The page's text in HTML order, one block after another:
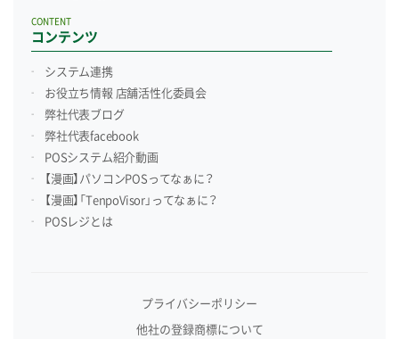
コンテンツ
CONTENT
システム連携
お役立ち情報 店舗活性化委員会
弊社代表ブログ
弊社代表facebook
POSシステム紹介動画
【漫画】パソコンPOSってなぁに？
【漫画】「TenpoVisor」ってなぁに？
POSレジとは
プライバシーポリシー
他社の登録商標について